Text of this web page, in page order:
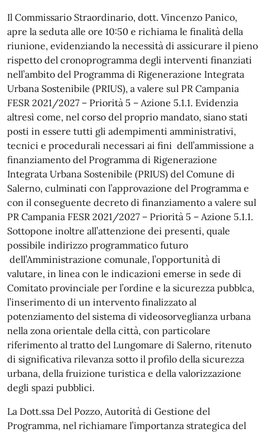
Il Commissario Straordinario, dott. Vincenzo Panico,
apre la seduta alle ore 10:50 e richiama le finalità della
riunione, evidenziando la necessità di assicurare il pieno
rispetto del cronoprogramma degli interventi finanziati
nell’ambito del Programma di Rigenerazione Integrata
Urbana Sostenibile (PRIUS), a valere sul PR Campania
FESR 2021/2027 – Priorità 5 – Azione 5.1.1. Evidenzia
altresì come, nel corso del proprio mandato, siano stati
posti in essere tutti gli adempimenti amministrativi,
tecnici e procedurali necessari ai fini dell’ammissione a
finanziamento del Programma di Rigenerazione
Integrata Urbana Sostenibile (PRIUS) del Comune di
Salerno, culminati con l’approvazione del Programma e
con il conseguente decreto di finanziamento a valere sul
PR Campania FESR 2021/2027 – Priorità 5 – Azione 5.1.1.
Sottopone inoltre all’attenzione dei presenti, quale
possibile indirizzo programmatico futuro
dell’Amministrazione comunale, l’opportunità di
valutare, in linea con le indicazioni emerse in sede di
Comitato provinciale per l’ordine e la sicurezza pubblca,
l’inserimento di un intervento finalizzato al
potenziamento del sistema di videosorveglianza urbana
nella zona orientale della città, con particolare
riferimento al tratto del Lungomare di Salerno, ritenuto
di significativa rilevanza sotto il profilo della sicurezza
urbana, della fruizione turistica e della valorizzazione
degli spazi pubblici.
La Dott.ssa Del Pozzo, Autorità di Gestione del
Programma, nel richiamare l’importanza strategica del